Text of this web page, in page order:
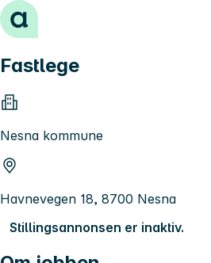
Hopp til innhold
Fastlege
Nesna kommune
Havnevegen 18, 8700 Nesna
Stillingsannonsen er inaktiv.